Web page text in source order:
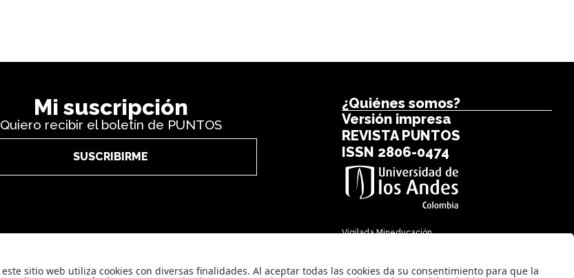
Mi suscripción
Quiero recibir el boletín de PUNTOS
SUSCRIBIRME
¿Quiénes somos?
Versión impresa
REVISTA PUNTOS
ISSN 2806-0474
Vigilada Mineducación.
1964. Reconocimiento personería